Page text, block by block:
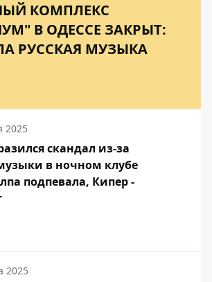
КОМПЛЕКС
В ОДЕССЕ ЗАКРЫТ:
РУССКАЯ МУЗЫКА
2025
скандал из-за
в ночном клубе
подпевала, Кипер -
2025